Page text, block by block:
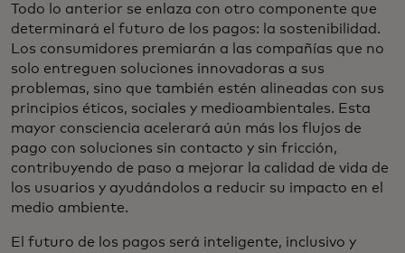
Todo lo anterior se enlaza con otro componente que
determinará el futuro de los pagos: la sostenibilidad.
Los consumidores premiarán a las compañías que no
solo entreguen soluciones innovadoras a sus
problemas, sino que también estén alineadas con sus
principios éticos, sociales y medioambientales. Esta
mayor consciencia acelerará aún más los flujos de
pago con soluciones sin contacto y sin fricción,
contribuyendo de paso a mejorar la calidad de vida de
los usuarios y ayudándolos a reducir su impacto en el
medio ambiente.
El futuro de los pagos será inteligente, inclusivo y